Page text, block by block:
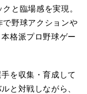
と臨場感を実現。
で野球アクションや
格派プロ野球ゲー
を収集・育成して
と対戦しながら、